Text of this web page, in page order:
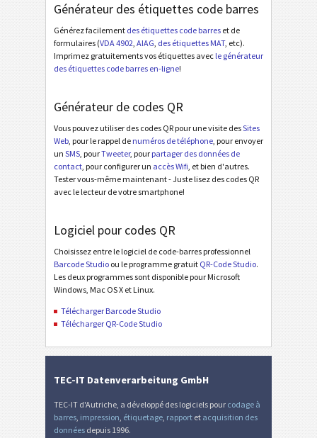
Générateur des étiquettes code barres
Générez facilement des étiquettes code barres et de
formulaires (VDA 4902, AIAG, des étiquettes MAT, etc).
Imprimez gratuitements vos étiquettes avec le générateur
des étiquettes code barres en-ligne!
Générateur de codes QR
Vous pouvez utiliser des codes QR pour une visite desSites
Web, pour le rappel de numéros de téléphone, pour envoyer
un SMS, pourTweeter, pour partager des données de
contact, pour configurer un accès Wifi, et bien d'autres.
Tester vous-même maintenant - Juste lisez des codes QR
avec le lecteur de votre smartphone!
Logiciel pour codes QR
Choisissez entre le logiciel de code-barres professionnel
Barcode Studio ou le programme gratuit QR-Code Studio.
Les deux programmes sont disponible pour Microsoft
Windows, Mac OS X et Linux.
Télécharger Barcode Studio
Télécharger QR-Code Studio
TEC-IT Datenverarbeitung GmbH
TEC-IT d'Autriche, a développé des logiciels pour codage à
barres, impression, étiquetage, rapport et acquisition des
données depuis 1996.